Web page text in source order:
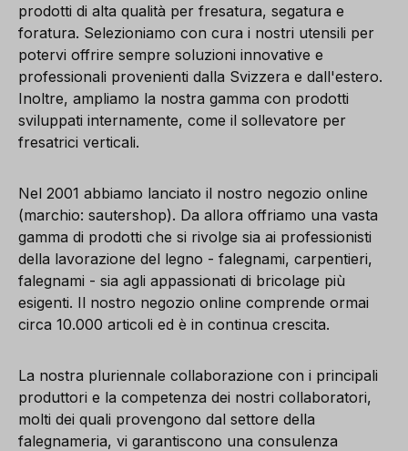
prodotti di alta qualità per fresatura, segatura e
foratura. Selezioniamo con cura i nostri utensili per
potervi offrire sempre soluzioni innovative e
professionali provenienti dalla Svizzera e dall'estero.
Inoltre, ampliamo la nostra gamma con prodotti
sviluppati internamente, come il sollevatore per
fresatrici verticali.
Nel 2001 abbiamo lanciato il nostro negozio online
(marchio: sautershop). Da allora offriamo una vasta
gamma di prodotti che si rivolge sia ai professionisti
della lavorazione del legno - falegnami, carpentieri,
falegnami - sia agli appassionati di bricolage più
esigenti. Il nostro negozio online comprende ormai
circa 10.000 articoli ed è in continua crescita.
La nostra pluriennale collaborazione con i principali
produttori e la competenza dei nostri collaboratori,
molti dei quali provengono dal settore della
falegnameria, vi garantiscono una consulenza